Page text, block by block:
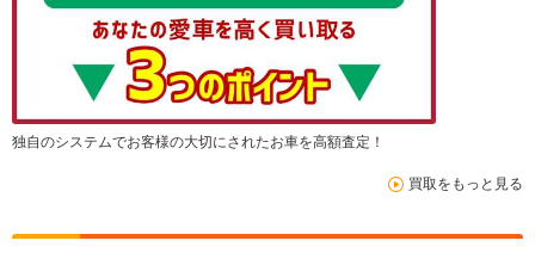
独自のシステムでお客様の大切にされたお車を高額査定！
買取をもっと見る